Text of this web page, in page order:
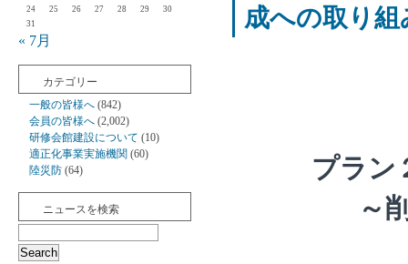
24
25 26 27 28 29
30
31
« 7月
カテゴリー
一般の皆様へ (842)
会員の皆様へ (2,002)
研修会館建設について (10)
適正化事業実施機関 (60)
陸災防 (64)
ニュースを検索
成への取り組
プラン
～